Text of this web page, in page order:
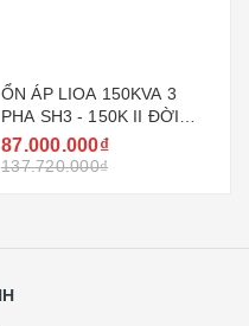
ỔN ÁP LIOA 150KVA 3
PHA SH3 - 150K II ĐỜI
MỚI NHẤT HIỆN NAY
87.000.000₫
137.720.000₫